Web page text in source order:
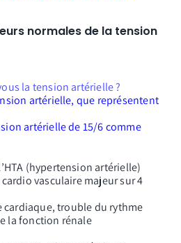
normales de la tension
la tension artérielle ?
artérielle, que représentent
artérielle de 15/6 comme
(hypertension artérielle)
vasculaire majeur sur 4
cardiaque, trouble du rythme
la fonction rénale